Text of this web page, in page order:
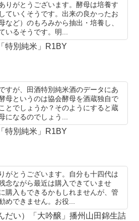
りがとうございます。酵母は培養す
ていくそうです。出来の良かったお
など）のもろみから抽出・培養し、
いるそうです。明...
特別純米」R1BY
すが、田酒特別純米酒のデータにあ
母というのは協会酵母を酒蔵独自で
とでしょうか？そのようにすると蔵
になるのでしょう...
特別純米」R1BY
がとうございます。自分も十四代は
念ながら最近は購入できていませ
購入もできるかもしれませんが、管
めできません。お役...
だい）「大吟醸」播州山田錦生詰